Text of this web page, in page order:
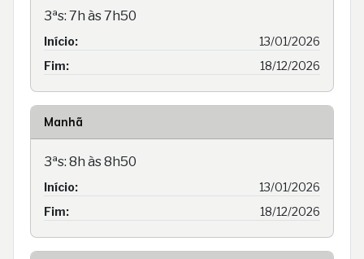
3ªs: 7h às 7h50
Início:
13/01/2026
Fim:
18/12/2026
Manhã
3ªs: 8h às 8h50
Início:
13/01/2026
Fim:
18/12/2026